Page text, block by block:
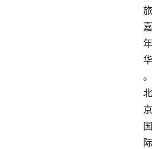
旅
嘉
年
华
。
北
京
国
际